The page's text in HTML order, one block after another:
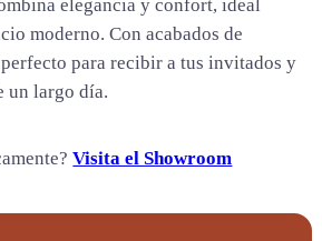
elegancia y confort, ideal
moderno. Con acabados de
para recibir a tus invitados y
un largo día.
Visita el Showroom